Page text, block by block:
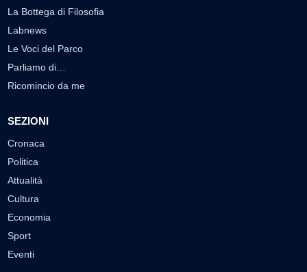
La Bottega di Filosofia
Labnews
Le Voci del Parco
Parliamo di…
Ricomincio da me
SEZIONI
Cronaca
Politica
Attualità
Cultura
Economia
Sport
Eventi